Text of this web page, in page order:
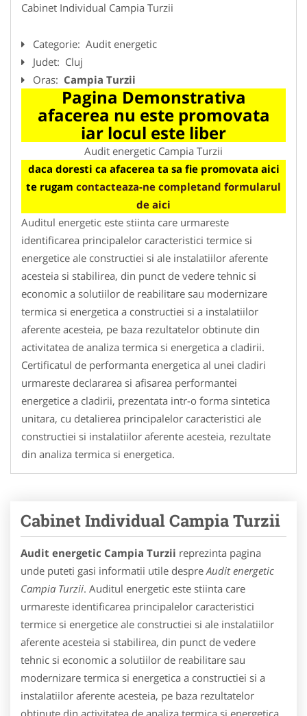
Cabinet Individual Campia Turzii
Categorie: Audit energetic
Judet: Cluj
Oras: Campia Turzii
Pagina Demonstrativa
afacerea nu este promovata
iar locul este liber
Audit energetic Campia Turzii
daca doresti ca afacerea ta sa fie promovata aici
te rugam contacteaza-ne completand formularul
de aici
Auditul energetic este stiinta care urmareste
identificarea principalelor caracteristici termice si
energetice ale constructiei si ale instalatiilor aferente
acesteia si stabilirea, din punct de vedere tehnic si
economic a solutiilor de reabilitare sau modernizare
termica si energetica a constructiei si a instalatiilor
aferente acesteia, pe baza rezultatelor obtinute din
activitatea de analiza termica si energetica a cladirii.
Certificatul de performanta energetica al unei cladiri
urmareste declararea si afisarea performantei
energetice a cladirii, prezentata intr-o forma sintetica
unitara, cu detalierea principalelor caracteristici ale
constructiei si instalatiilor aferente acesteia, rezultate
din analiza termica si energetica.
Cabinet Individual Campia Turzii
Audit energetic Campia Turzii reprezinta pagina
unde puteti gasi informatii utile despre Audit energetic
Campia Turzii. Auditul energetic este stiinta care
urmareste identificarea principalelor caracteristici
termice si energetice ale constructiei si ale instalatiilor
aferente acesteia si stabilirea, din punct de vedere
tehnic si economic a solutiilor de reabilitare sau
modernizare termica si energetica a constructiei si a
instalatiilor aferente acesteia, pe baza rezultatelor
obtinute din activitatea de analiza termica si energetica